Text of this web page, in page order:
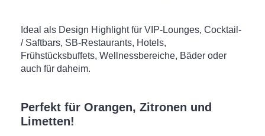
Ideal als Design Highlight für VIP-Lounges, Cocktail-
/ Saftbars, SB-Restaurants, Hotels,
Frühstücksbuffets, Wellnessbereiche, Bäder oder
auch für daheim.
Perfekt für Orangen, Zitronen und
Limetten!